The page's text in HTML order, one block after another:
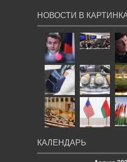
НОВОСТИ В
КАЛЕНДАРЬ